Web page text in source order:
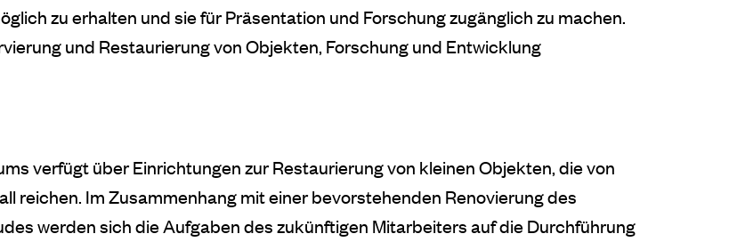
zu erhalten und sie für Präsentation und Forschung zugänglich zu machen.
und Restaurierung von Objekten, Forschung und Entwicklung
verfügt über Einrichtungen zur Restaurierung von kleinen Objekten, die von
reichen. Im Zusammenhang mit einer bevorstehenden Renovierung des
werden sich die Aufgaben des zukünftigen Mitarbeiters auf die Durchführung